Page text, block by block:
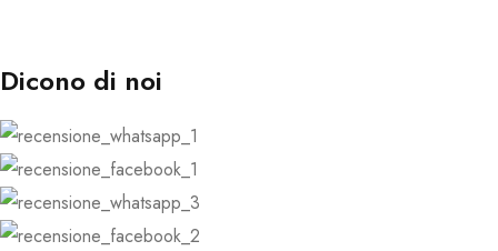
Dicono di noi